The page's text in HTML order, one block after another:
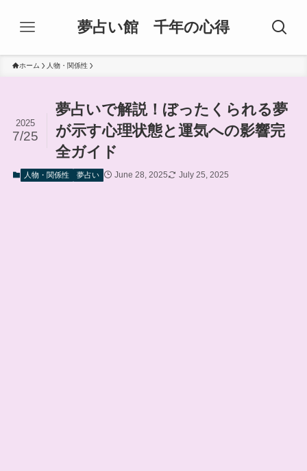
夢占い館 千年の心得
ホーム 人物・関係性
夢占いで解説！ぼったくられる夢
が示す心理状態と運気への影響完
全ガイド
2025
7/25
人物・関係性 夢占い June 28, 2025 July 25, 2025